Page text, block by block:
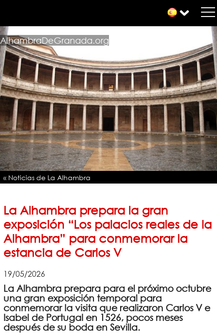
AlhambraDeGranada.org
« Noticias de La Alhambra
La Alhambra prepara la gran
exposición “Los palacios reales de la
Alhambra” para conmemorar la
estancia de Carlos V
19/05/2026
La Alhambra prepara para el próximo octubre
una gran exposición temporal para
conmemorar la visita que realizaron Carlos V e
Isabel de Portugal en 1526, pocos meses
después de su boda en Sevilla.